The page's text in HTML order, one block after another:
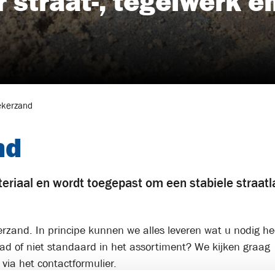
en wordt toegepast om een stabiele
. In principe kunnen we alles leveren wat u nodig
of niet standaard in het assortiment? We kijken graag
het contactformulier.